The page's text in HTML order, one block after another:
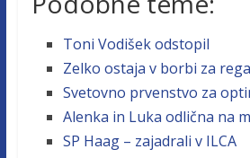
Toni Vodišek odstopil
Zelko ostaja v borbi za
Svetovno prvenstvo za
Alenka in Luka odlična na
SP Haag – zajadrali v ILCA